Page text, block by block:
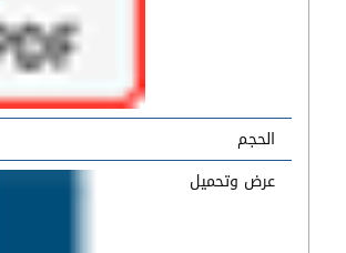
الحجم
عرض وتحميل